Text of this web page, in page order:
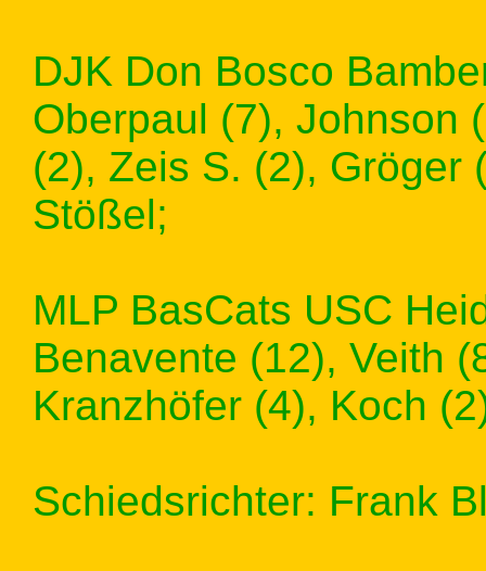
DJK Don Bosco
Oberpaul (7), Johnson
(2), Zeis S. (2), Gröger
Stößel;
MLP BasCats USC
Benavente (12), Veith
Kranzhöfer (4), Koch
Schiedsrichter: Frank